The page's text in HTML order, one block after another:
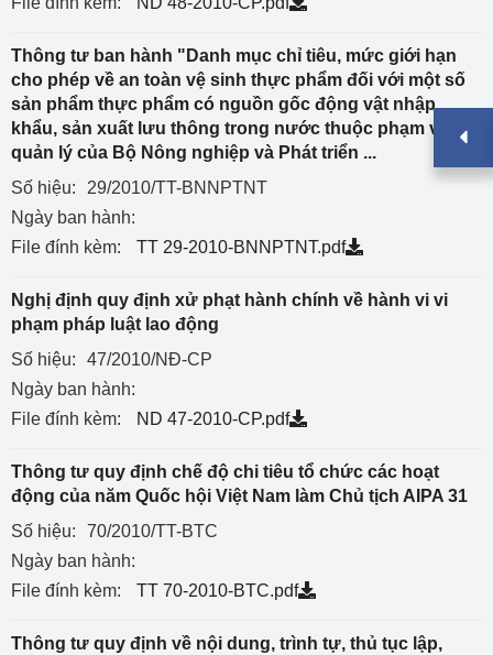
Thông tư ban hành "Danh mục chỉ tiêu, mức giới hạn
cho phép về an toàn vệ sinh thực phẩm đối với một số
sản phẩm thực phẩm có nguồn gốc động vật nhập
khẩu, sản xuất lưu thông trong nước thuộc phạm vi
quản lý của Bộ Nông nghiệp và Phát triển ...
Số hiệu:
29/2010/TT-BNNPTNT
Ngày ban hành:
File đính kèm:
TT 29-2010-BNNPTNT.pdf
Nghị định quy định xử phạt hành chính về hành vi vi
phạm pháp luật lao động
Số hiệu:
47/2010/NĐ-CP
Ngày ban hành:
File đính kèm:
ND 47-2010-CP.pdf
Thông tư quy định chế độ chi tiêu tổ chức các hoạt
động của năm Quốc hội Việt Nam làm Chủ tịch AIPA 31
Số hiệu:
70/2010/TT-BTC
Ngày ban hành:
File đính kèm:
TT 70-2010-BTC.pdf
Thông tư quy định về nội dung, trình tự, thủ tục lập,